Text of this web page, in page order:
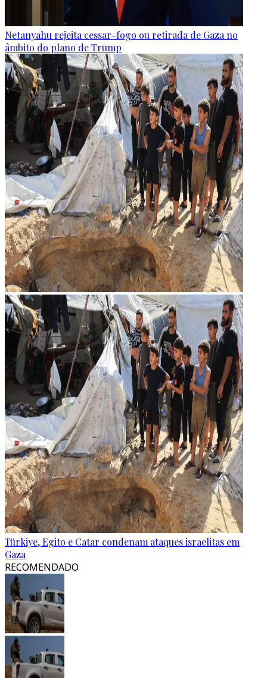
Netanyahu rejeita cessar-fogo ou retirada de Gaza no
âmbito do plano de Trump
Türkiye, Egito e Catar condenam ataques israelitas em
Gaza
RECOMENDADO